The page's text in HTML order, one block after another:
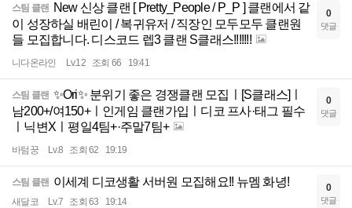
스팀 클랜 New 신상 클랜 [ Pretty_People / P_P ] 클랜에서 같
이 성장하실 배린이 / 복귀유저 / 직장인 모두모두 클랜원
들 모집합니다. 디스코드 렙3 클랜 S클래스!!!!!!!
니다온라인 Lv.12 조회 66 19:41
0
댓글
스팀 클랜 ✨Ori✨ 분위기 좋은 경쟁클랜 모집ㅣ[S클래스]ㅣ
남200+/여150+ㅣ인게임 클랜가입ㅣ디코 프사·태그 필수
ㅣ닉변Xㅣ평일4팀+·주말7팀+
바텀꿍 Lv.8 조회 62 19:19
0
댓글
스팀 클랜 이세계 디코생활 서버원 모집해요!! 뉴멤 화녕!
새달코 Lv.7 조회 63 19:14
0
댓글